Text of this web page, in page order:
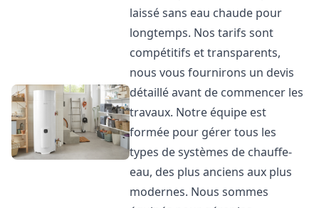
laissé sans eau chaude pour
longtemps. Nos tarifs sont
compétitifs et transparents,
nous vous fournirons un devis
détaillé avant de commencer les
travaux. Notre équipe est
formée pour gérer tous les
types de systèmes de chauffe-
eau, des plus anciens aux plus
modernes. Nous sommes